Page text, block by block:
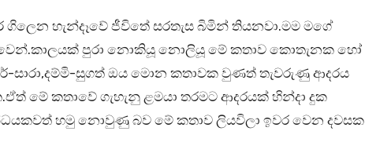
ගිලෙන හැන්දෑවේ ජීවිතේ සරතැස බිමින් තියනවා.මම මගේ
පුරා නොකියූ නොලියූ මේ කතාව කොතැනක හෝ
සාරා,දම්මි-සුගත් ඔය මොන කතාවක වුණත් තැවරුණු ආදරය
මේ කතාවේ ගැහැනු ළමයා තරමට ආදරයක් හින්දා දුක
හමු නොවුණු බව මේ කතාව ලියවිලා ඉවර වෙන දවසක